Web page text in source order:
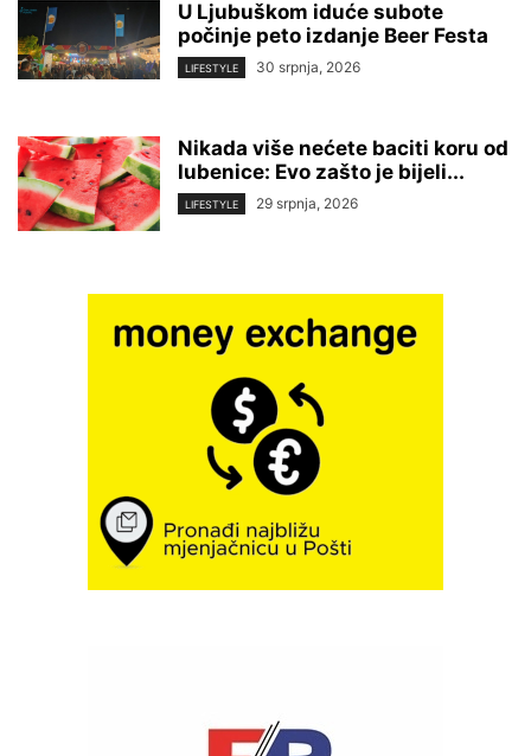
U Ljubuškom iduće subote
počinje peto izdanje Beer Festa
LIFESTYLE 30 srpnja, 2026
Nikada više nećete baciti koru od
lubenice: Evo zašto je bijeli...
LIFESTYLE 29 srpnja, 2026